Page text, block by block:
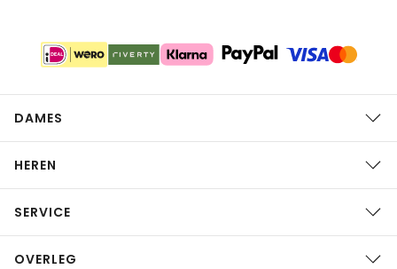
DAMES
HEREN
SERVICE
OVERLEG